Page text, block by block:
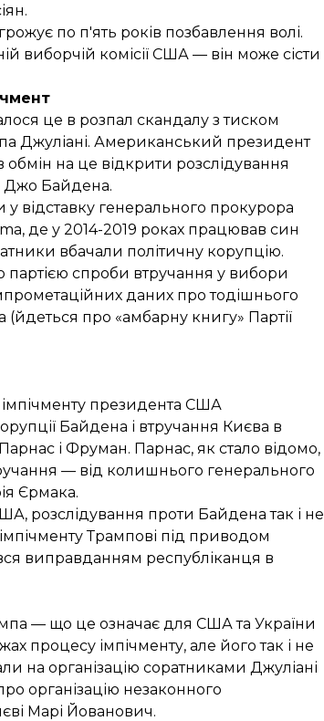
по п'ять років позбавлення волі.
виборчій комісії США — він може сісти
це в розпал скандалу з тиском
Джуліані. Американський президент
на це відкрити розслідування
Джо Байдена.
у відставку генерального прокурора
де у 2014-2019 роках працював син
вбачали політичну корупцію.
спроби втручання у вибори
даних про тодішнього
(йдеться про «амбарну книгу» Партії
імпічменту президента США
Байдена і втручання Києва в
і Фруман. Парнас, як стало відомо,
— від колишнього генерального
Єрмака.
розслідування проти Байдена так і не
Трампові під приводом
виправданням республіканця в
— що це означає для США та України
процесу імпічменту, але його так і не
на організацію соратниками Джуліані
організацію незаконного
Марі Йованович.